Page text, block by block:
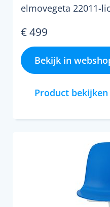
elmovegeta 22011-
€ 499
Bekijk in
Product bekijken